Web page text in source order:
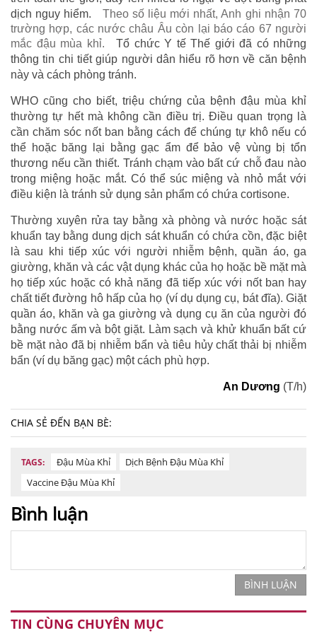
dịch nguy hiểm.
Theo số liệu mới nhất, Anh ghi nhận 70
trường hợp, các nước châu Âu còn lại báo cáo 67 người
mắc đậu mùa khỉ.
Tổ chức Y tế Thế giới đã có những
thông tin chi tiết giúp người dân hiểu rõ hơn về căn bệnh
này và cách phòng tránh.
WHO cũng cho biết, triệu chứng của bệnh đậu mùa khỉ
thường tự hết mà không cần điều trị. Điều quan trọng là
cần chăm sóc nốt ban bằng cách để chúng tự khô nếu có
thể hoặc băng lại bằng gạc ẩm để bảo vệ vùng bị tổn
thương nếu cần thiết. Tránh chạm vào bất cứ chỗ đau nào
trong miệng hoặc mắt. Có thể súc miệng và nhỏ mắt với
điều kiện là tránh sử dụng sản phẩm có chứa cortisone.
Thường xuyên rửa tay bằng xà phòng và nước hoặc sát
khuẩn tay bằng dung dịch sát khuẩn có chứa cồn, đặc biệt
là sau khi tiếp xúc với người nhiễm bệnh, quần áo, ga
giường, khăn và các vật dụng khác của họ hoặc bề mặt mà
họ tiếp xúc hoặc có khả năng đã tiếp xúc với nốt ban hay
chất tiết đường hô hấp của họ (ví dụ dụng cụ, bát đĩa). Giặt
quần áo, khăn và ga giường và dụng cụ ăn của người đó
bằng nước ấm và bột giặt. Làm sạch và khử khuẩn bất cứ
bề mặt nào đã bị nhiễm bẩn và tiêu hủy chất thải bị nhiễm
bẩn (ví dụ băng gạc) một cách phù hợp.
An Dương (T/h)
CHIA SẺ ĐẾN BẠN BÈ:
TAGS: Đậu Mùa Khỉ
Dịch Bệnh Đậu Mùa Khỉ
Vaccine Đậu Mùa Khỉ
Bình luận
BÌNH LUẬN
TIN CÙNG CHUYÊN MỤC